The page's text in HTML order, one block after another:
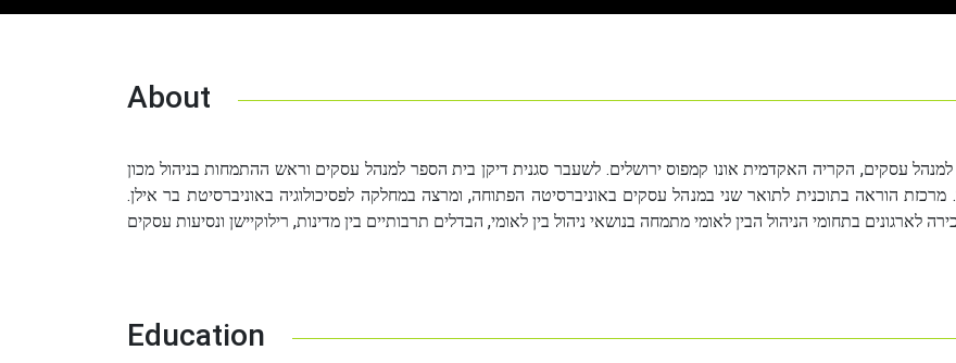
About
עסקים, הקריה האקדמית אונו קמפוס ירושלים. לשעבר סגנית דיקן בית הספר למנהל עסקים וראש ההתמחות בניהול מכון
מרכזת הוראה בתוכנית לתואר שני במנהל עסקים באוניברסיטה הפתוחה, ומרצה במחלקה לפסיכולוגיה באוניברסיטת בר אילן.
Education